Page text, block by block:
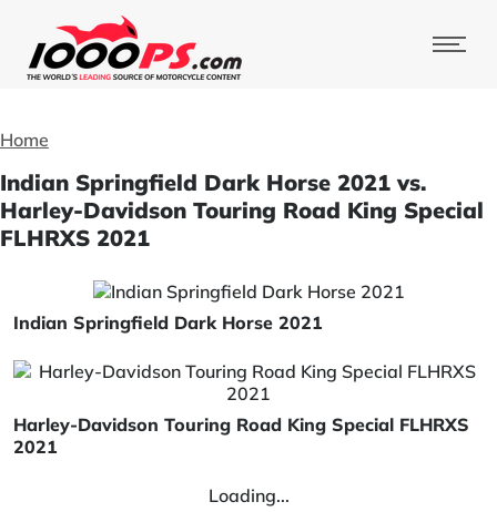
Home
Indian Springfield Dark Horse 2021 vs.
Harley-Davidson Touring Road King Special
FLHRXS 2021
Indian Springfield Dark Horse 2021
Harley-Davidson Touring Road King Special FLHRXS
2021
Loading...